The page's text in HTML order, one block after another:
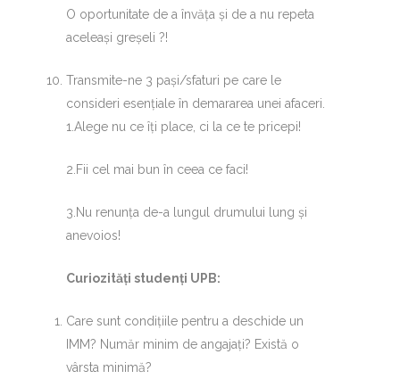
O oportunitate de a învăța și de a nu repeta
aceleași greșeli ?!
Transmite-ne 3 pași/sfaturi pe care le
consideri esențiale în demararea unei afaceri.
1.Alege nu ce îți place, ci la ce te pricepi!
2.Fii cel mai bun în ceea ce faci!
3.Nu renunța de-a lungul drumului lung și
anevoios!
Curiozități studenți UPB:
Care sunt condițiile pentru a deschide un
IMM? Număr minim de angajați? Există o
vârsta minimă?